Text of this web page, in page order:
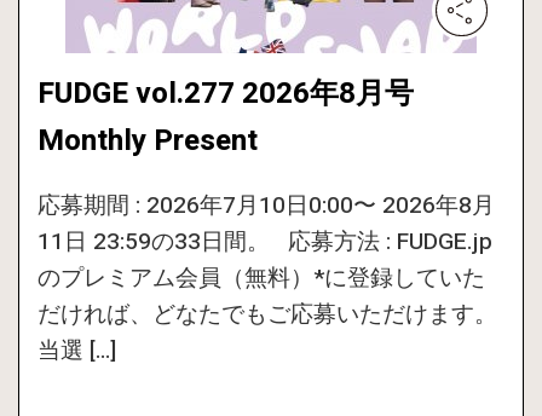
FUDGE vol.277 2026年8月号
Monthly Present
応募期間 : 2026年7月10日0:00〜 2026年8月
11日 23:59の33日間。 応募方法 : FUDGE.jp
のプレミアム会員（無料）*に登録していた
だければ、どなたでもご応募いただけます。
当選 […]